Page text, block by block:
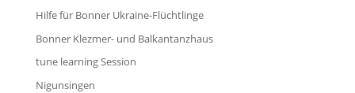
Hilfe für Bonner Ukraine-Flüchtlinge
Bonner Klezmer- und Balkantanzhaus
tune learning Session
Nigunsingen